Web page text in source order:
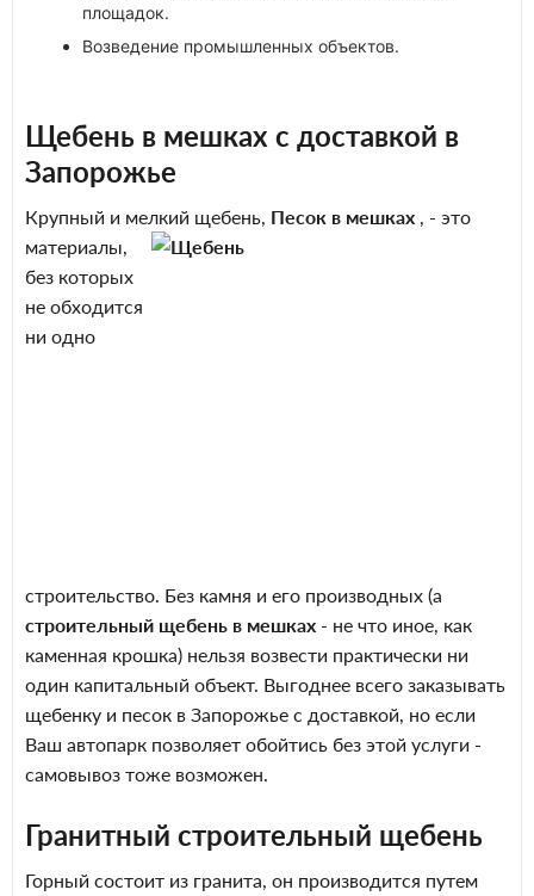
площадок.
Возведение промышленных объектов.
Щебень в мешках с доставкой в
Запорожье
Крупный и мелкий щебень, Песок в мешках
, - это
материалы,
без которых
не обходится
ни одно
строительство. Без камня и его производных (а
строительный щебень в мешках - не что иное, как
каменная крошка) нельзя возвести практически ни
один капитальный объект. Выгоднее всего заказывать
щебенку и песок в Запорожье с доставкой, но если
Ваш автопарк позволяет обойтись без этой услуги -
самовывоз тоже возможен.
Гранитный строительный щебень
Горный состоит из гранита, он производится путем